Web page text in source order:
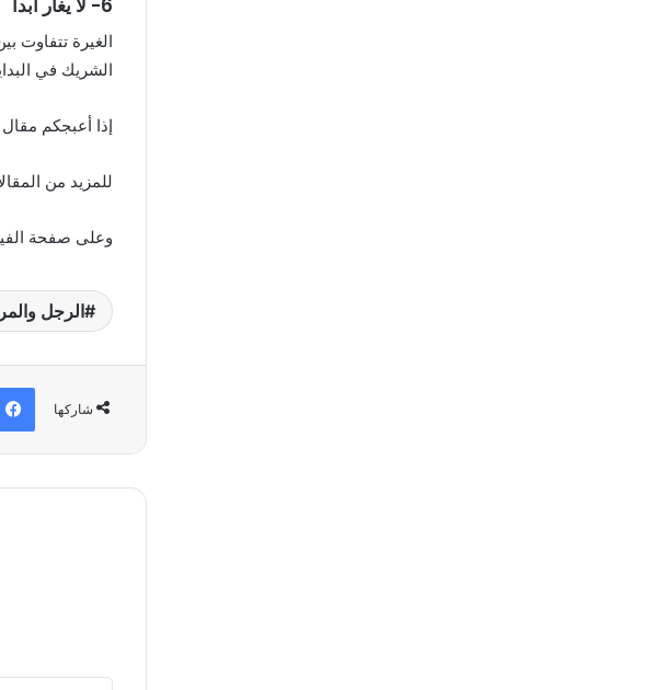
الغيرة تتفاوت
الشريك في
إذا أعبجكم مقال “6 إشارات تدل على أنه فقد اهتمامه بكِ حقاً” لا ترددوا
للمزيد من
وعلى صفحة
الرجل
شاركها